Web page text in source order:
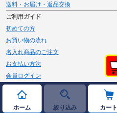
ホーム 絞り込み カート
送料・お届け・返品交換
ご利用ガイド
初めての方
お買い物の流れ
名入れ商品のご注文
お支払い方法
会員ログイン
メルマガ登録
新規会員登録